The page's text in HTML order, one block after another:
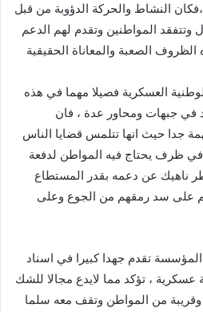
النشاط والحركة الدؤوبة من قبل
وتتفقد المواطنين وتقدم لهم الدعم
الصعبة والمعاناة الحقيقية
الوطنية العسكرية فصيلا مهما في هذه
في جبهات ومحاور عدة ، فان
جدا حيث انها تتلمس قضايا الناس
ظرف يحتاج فيه المواطن لدفعة
ناهيك عن دعمه بقدر المستطاع
على سد رمقهم من الجوع وعلى
تقدم جهدا كبيرا في اسناد
، تؤكد مما لايدع مجالا للشك
من المواطن وتقف معه سلما